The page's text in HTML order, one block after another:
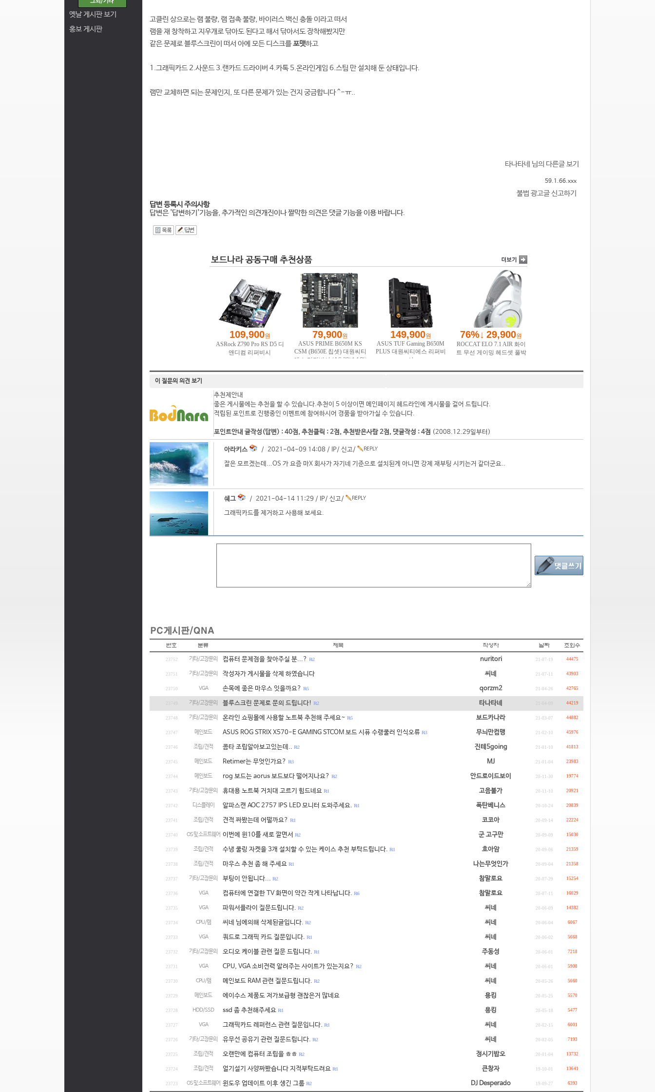
옛날 게시판 보기
홍보 게시판
고클린 상으로는 램 불량, 램 접촉 불량, 바이러스 백신 충돌 이라고 떠서
램을 재 창착하고 지우개로 닦아도 된다고 해서 닦아서도 장착해봤지만
같은 문제로 블루스크린이 떠서 아예 모든 디스크를포맷하고
1.그래픽카드 2.사운드 3.랜카드 드라이버 4.카톡 5.온라인게임 6.스팀 만 설치해 둔 상태입니다.
램만 교체하면 되는 문제인지, 또 다른 문제가 있는 건지 궁금합니다 ^-ㅠ..
타나타네 님의 다른글 보기
59.1.66.xxx
불법 광고글 신고하기
답변 등록시 주의사항
답변은 '답변하기'기능을, 추가적인 의견개진이나 짤막한 의견은 댓글 기능을 이용 바랍니다.
이 질문의 의견 보기
추천제안내
좋은 게시물에는 추천을 할 수 있습니다.추천이 5 이상이면 메인페이지 헤드라인에 게시물을 걸어 드립니다.
적립된 포인트로 진행중인 이벤트에 참여하시어 경품을 받아가실 수 있습니다.
포인트안내 글작성(답변) : 40점, 추천클릭 : 2점, 추천받은사람 2점, 댓글작성 : 4점 (2008.12.29일부터)
아라키스 / 2021-04-09 14:08 / IP/ 신고/
잘은 모르겠는데...OS 가 요즘 마X 회사가 자기네 기준으로 설치된게 아니면 강제 재부팅 시키는거 같더군요..
쉐그 / 2021-04-14 11:29 / IP/ 신고/
그래픽카드를 제거하고 사용해 보세요.
23752 기타/고장문의 컴퓨터 문제점을 찾아주실 분...? R: 2 nuritori 21-07-19 44475
23751 기타/고장문의 작성자가 게시물을 삭제 하였습니다 씨네 21-07-11 43903
23750 VGA 손목에 좋은 마우스 잇을까요? R: 5 qorzm2 21-04-26 42765
23749 기타/고장문의 블루스크린 문제로 문의 드립니다! R: 2 타나타네 44219
23748 기타/고장문의 온라인 쇼핑몰에 사용할 노트북 추천해 주세요~ R: 5 보드카나라 21-03-07 44882
23747 메인보드 ASUS ROG STRIX X570-E GAMING STCOM 보드 시퓨 수랭쿨러 인식오류 R: 3 무늬만컴맹 21-02-10 45976
23746 조립/견적 콤타 조립알아보고있는데.. R: 2 진테5going 21-01-10 41813
23745 메인보드 Retimer는 무엇인가요? R: 3 MJ 21-01-04 23983
23744 메인보드 rog 보드는 aorus 보드보다 떨어지나요? R: 2 안드로이드보이 20-11-30 19774
23743 기타/고장문의 휴대용 노트북 거치대 고르기 힘드네요 R: 1 고음불가 20-11-10 20921
23742 디스플레이 알파스캔 AOC 2757 IPS LED 모니터 도와주세요. R: 1 폭탄베니스 20-10-24 20839
23741 조립/견적 견적 짜봤는데 어떨까요? R: 1 코코아 20-09-14 22224
23740 OS 및 소프트웨어 이번에 윈10를 새로 깔면서 R: 2 군 고구만 20-09-09 15030
23739 조립/견적 수냉 쿨링 자켓을 3개 설치할 수 있는 케이스 추천 부탁드립니다. R: 1 흐아암 20-09-06 21359
23738 조립/견적 마우스 추천 좀 해 주세요 R: 1 나는무엇인가 20-09-04 21358
23737 기타/고장문의 부팅이 안됩니다... R: 2 참말로요 20-07-29 15254
23736 VGA 컴퓨터에 연결한 TV 화면이 약간 작게 나타납니다. R: 6 참말로요 20-07-11 16029
23735 VGA 파워서플라이 질문드립니다. R: 2 씨네 20-06-09 14382
23734 CPU/램 씨네 님에의해 삭제된글입니다. R: 2 씨네 20-06-04 6067
23733 VGA 쿼드로 그래픽 카드 질문입니다. R: 1 씨네 20-06-02 5668
23732 기타/고장문의 오디오 케이블 관련 질문 드립니다. R: 1 주동성 20-06-01 7218
23731 VGA CPU, VGA 소비전력 알려주는 사이트가 있는지요? R: 2 씨네 20-06-01 5908
23730 CPU/램 메인보드 RAM 관련 질문드립니다. R: 2 씨네 20-05-26 5660
23729 메인보드 에이수스 제품도 저가보급형 괜찮은거 많네요 용킹 20-05-25 5570
23728 HDD/SSD ssd 좀 추천해주세요 R: 1 용킹 20-05-18 5477
23727 VGA 그래픽카드 레퍼런스 관련 질문입니다. R: 1 씨네 20-02-15 6001
23726 기타/고장문의 유무선 공유기 관련 질문드립니다. R: 2 씨네 20-02-05 7193
23725 조립/견적 오랜만에 컴퓨터 조립을 ㅎㅎ R: 2 정시기밥오 20-01-04 13732
23724 조립/견적 얼기설기 사양짜봤습니다 지적부탁드려요 R: 1 큰창자 19-10-01 13641
23723 OS 및 소프트웨어 윈도우 업데이트 이후 생긴 그룹 R: 2 DJ Desperado 19-09-27 6393